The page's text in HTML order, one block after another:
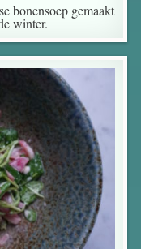
bonensoep gemaakt
winter.